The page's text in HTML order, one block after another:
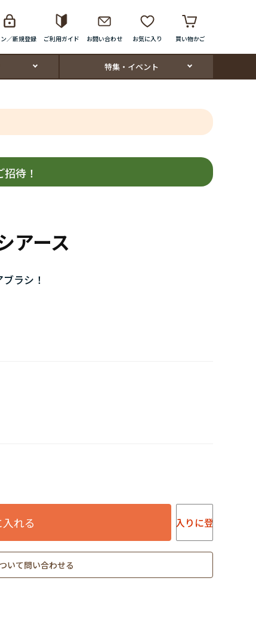
／新規登録 ご利用ガイド お問い合わせ お気に入り 買い物かご
特集・イベント
招待！
ラシ！
アース
れる お気に入りに登録する
いて問い合わせる